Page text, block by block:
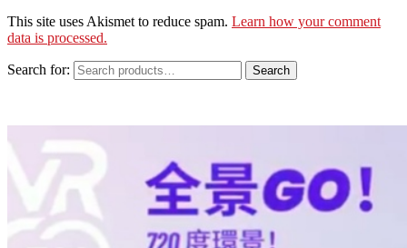
This site uses Akismet to reduce spam. Learn how your comment
data is processed.
Search for: Search